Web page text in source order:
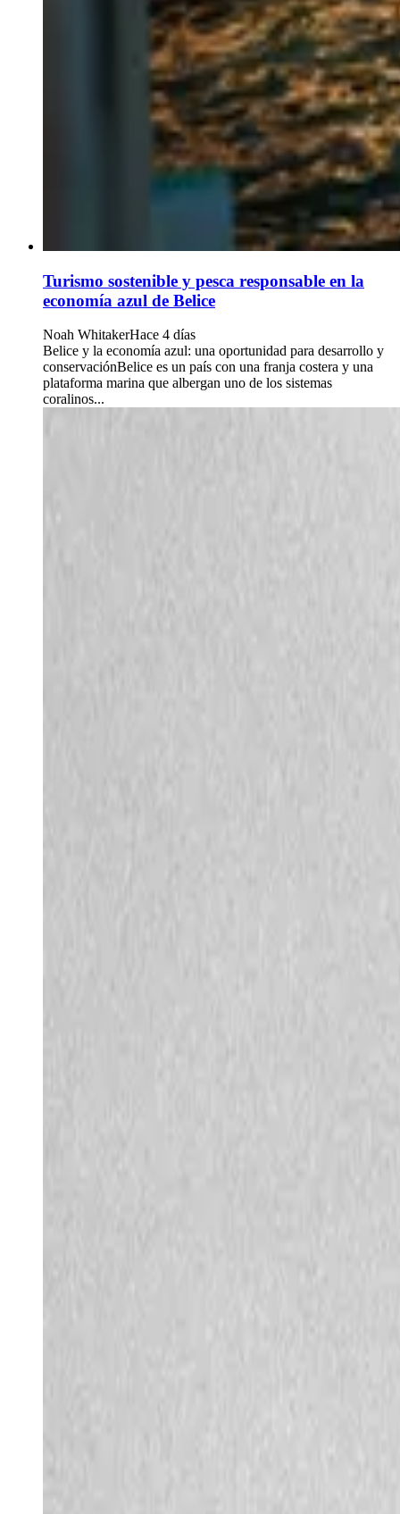
Turismo sostenible y pesca responsable en la
economía azul de Belice
Noah WhitakerHace 4 días
Belice y la economía azul: una oportunidad para desarrollo y
conservaciónBelice es un país con una franja costera y una
plataforma marina que albergan uno de los sistemas
coralinos...